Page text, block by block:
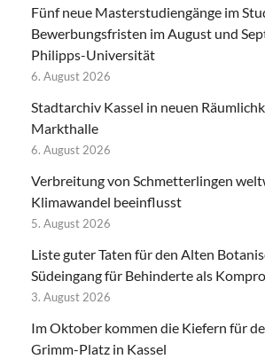
Fünf neue Masterstudiengänge im
Bewerbungsfristen im August und
Philipps-Universität
6. August 2026
Stadtarchiv Kassel in neuen
Markthalle
6. August 2026
Verbreitung von Schmetterlingen
Klimawandel beeinflusst
5. August 2026
Liste guter Taten für den Alten
Südeingang für Behinderte als
3. August 2026
Im Oktober kommen die Kiefern für
Grimm-Platz in Kassel